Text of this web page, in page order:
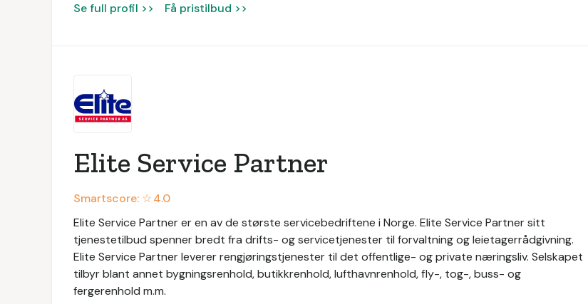
Se full profil >> Få pristilbud >>
Elite Service Partner
Smartscore: ☆4.0
Elite Service Partner er en av de største servicebedriftene i Norge. Elite Service Partner sitt
tjenestetilbud spenner bredt fra drifts- og servicetjenester til forvaltning og leietagerrådgivning.
Elite Service Partner leverer rengjøringstjenester til det offentlige- og private næringsliv. Selskapet
tilbyr blant annet bygningsrenhold, butikkrenhold, lufthavnrenhold, fly-, tog-, buss- og
fergerenhold m.m.